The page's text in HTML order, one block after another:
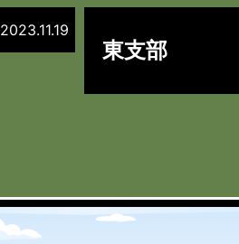
2023.11.19
東支部